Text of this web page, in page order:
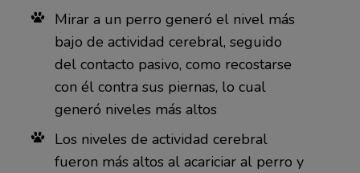
Mirar a un perro generó el nivel más
bajo de actividad cerebral, seguido
del contacto pasivo, como recostarse
con él contra sus piernas, lo cual
generó niveles más altos
Los niveles de actividad cerebral
fueron más altos al acariciar al perro y